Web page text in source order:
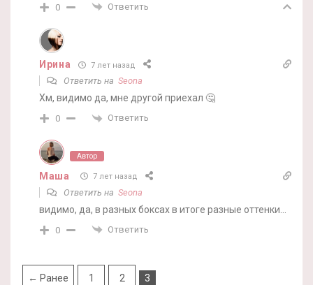
0 Ответить
Ирина 7 лет назад
Ответить на Seona
Хм, видимо да, мне другой приехал 🤔
0 Ответить
Автор
Маша 7 лет назад
Ответить на Seona
видимо, да, в разных боксах в итоге разные оттенки…
0 Ответить
← Ранее 1 2 3